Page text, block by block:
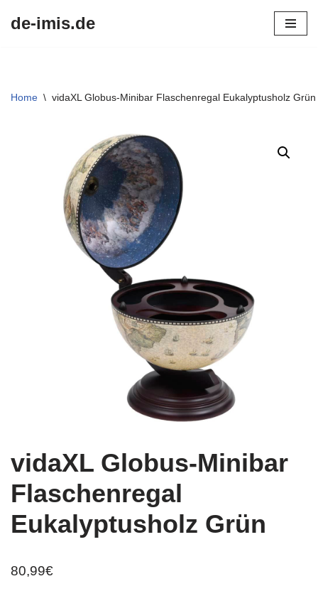
de-imis.de
Home \ vidaXL Globus-Minibar Flaschenregal Eukalyptusholz Grün
vidaXL Globus-Minibar
Flaschenregal
Eukalyptusholz Grün
80,99€